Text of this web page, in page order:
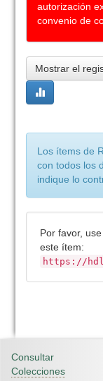
autorización
convenio de
Mostrar el
Los ítems de
con todos los
indique lo
Por favor,
este ítem:
https://
Consultar
Colecciones